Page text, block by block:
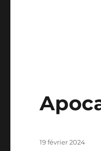
Publié
19 février 2024